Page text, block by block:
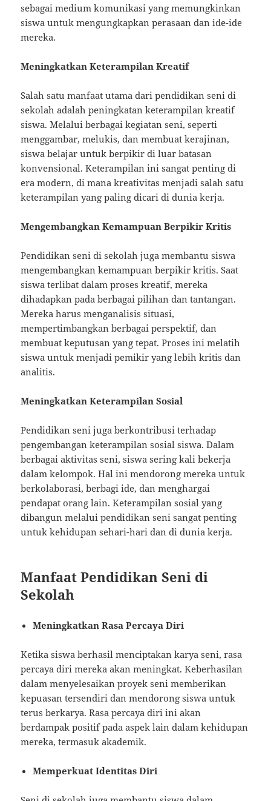
sebagai medium komunikasi yang memungkinkan
siswa untuk mengungkapkan perasaan dan ide-ide
mereka.
Meningkatkan Keterampilan Kreatif
Salah satu manfaat utama dari pendidikan seni di
sekolah adalah peningkatan keterampilan kreatif
siswa. Melalui berbagai kegiatan seni, seperti
menggambar, melukis, dan membuat kerajinan,
siswa belajar untuk berpikir di luar batasan
konvensional. Keterampilan ini sangat penting di
era modern, di mana kreativitas menjadi salah satu
keterampilan yang paling dicari di dunia kerja.
Mengembangkan Kemampuan Berpikir Kritis
Pendidikan seni di sekolah juga membantu siswa
mengembangkan kemampuan berpikir kritis. Saat
siswa terlibat dalam proses kreatif, mereka
dihadapkan pada berbagai pilihan dan tantangan.
Mereka harus menganalisis situasi,
mempertimbangkan berbagai perspektif, dan
membuat keputusan yang tepat. Proses ini melatih
siswa untuk menjadi pemikir yang lebih kritis dan
analitis.
Meningkatkan Keterampilan Sosial
Pendidikan seni juga berkontribusi terhadap
pengembangan keterampilan sosial siswa. Dalam
berbagai aktivitas seni, siswa sering kali bekerja
dalam kelompok. Hal ini mendorong mereka untuk
berkolaborasi, berbagi ide, dan menghargai
pendapat orang lain. Keterampilan sosial yang
dibangun melalui pendidikan seni sangat penting
untuk kehidupan sehari-hari dan di dunia kerja.
Manfaat Pendidikan Seni di
Sekolah
Meningkatkan Rasa Percaya Diri
Ketika siswa berhasil menciptakan karya seni, rasa
percaya diri mereka akan meningkat. Keberhasilan
dalam menyelesaikan proyek seni memberikan
kepuasan tersendiri dan mendorong siswa untuk
terus berkarya. Rasa percaya diri ini akan
berdampak positif pada aspek lain dalam kehidupan
mereka, termasuk akademik.
Memperkuat Identitas Diri